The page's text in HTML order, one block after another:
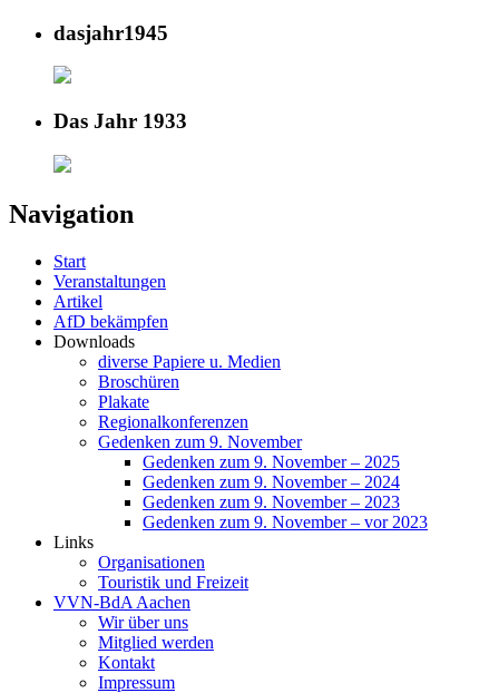
dasjahr1945
Das Jahr 1933
Navigation
Start
Veranstaltungen
Artikel
AfD bekämpfen
Downloads
diverse Papiere u. Medien
Broschüren
Plakate
Regionalkonferenzen
Gedenken zum 9. November
Gedenken zum 9. November – 2025
Gedenken zum 9. November – 2024
Gedenken zum 9. November – 2023
Gedenken zum 9. November – vor 2023
Links
Organisationen
Touristik und Freizeit
VVN-BdA Aachen
Wir über uns
Mitglied werden
Kontakt
Impressum